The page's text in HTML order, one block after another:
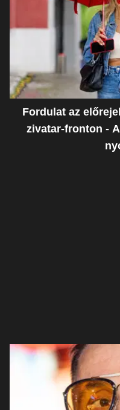
Fordulat az
zivatar-fronton -